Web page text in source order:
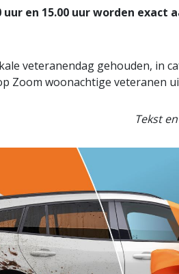
en 15.00 uur worden exact
veteranendag gehouden, in
Zoom woonachtige veteranen
Tekst